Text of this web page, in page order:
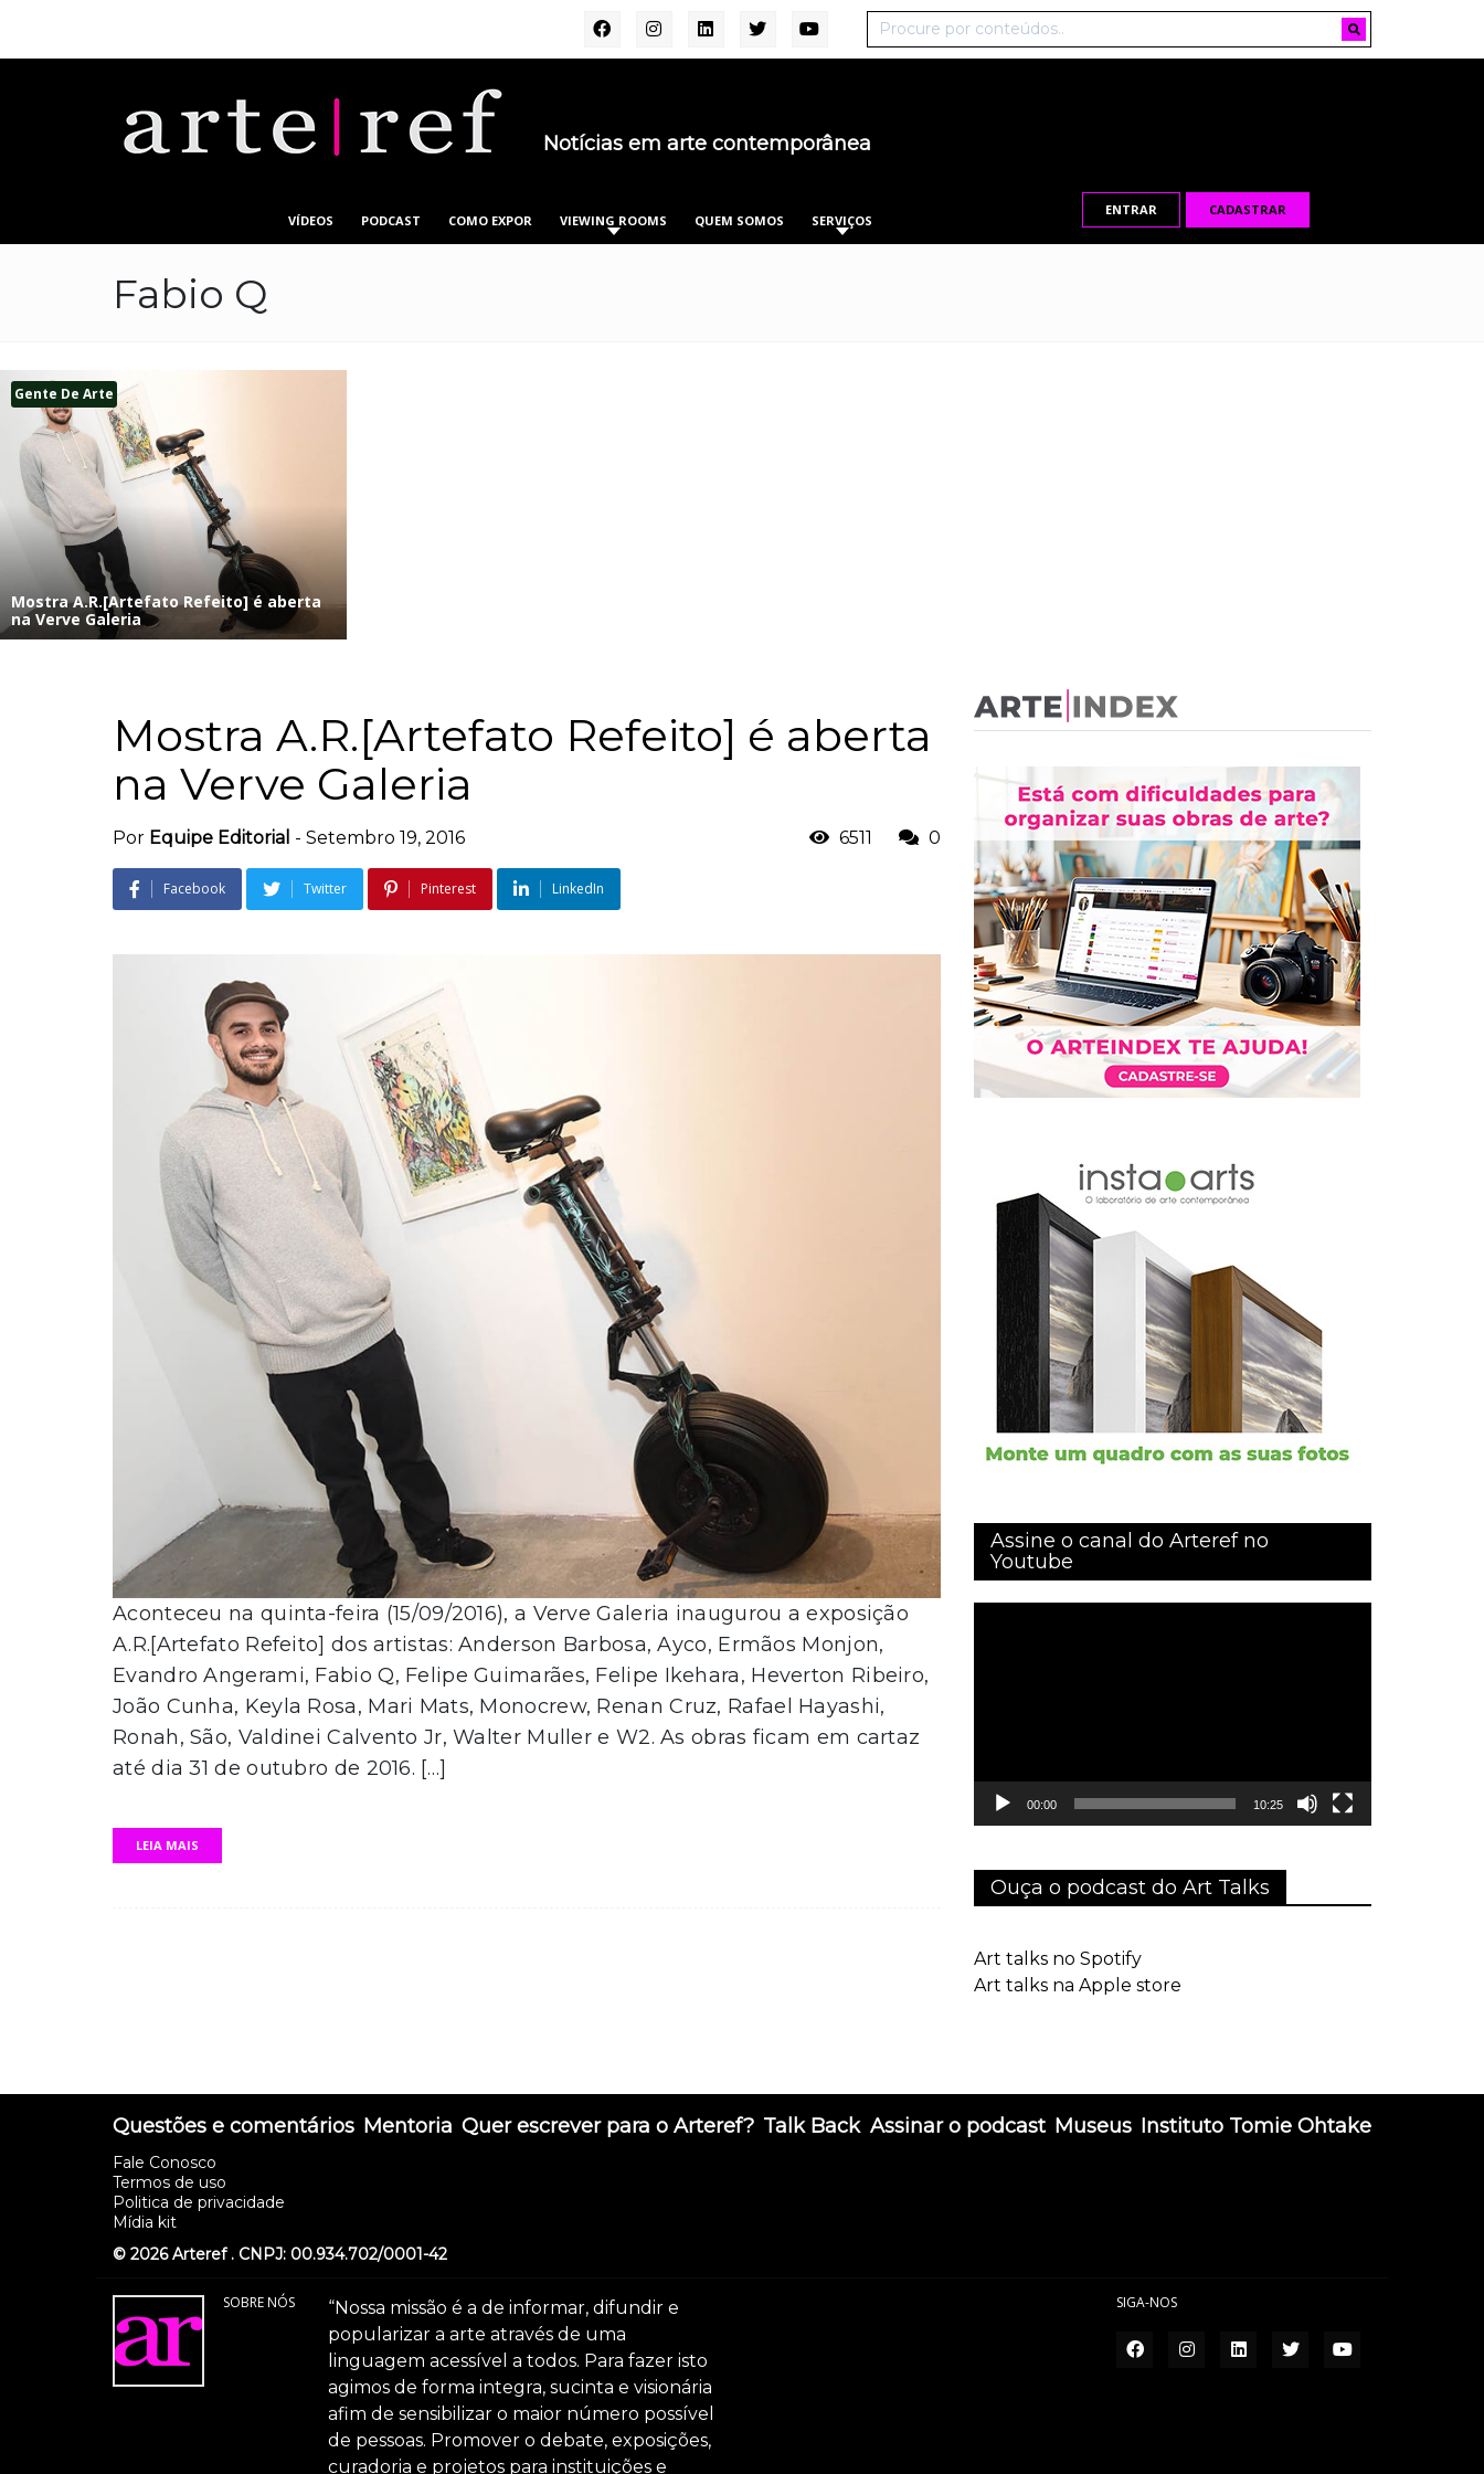
Notícias em arte contemporânea
VÍDEOS PODCAST COMO EXPOR VIEWING ROOMS QUEM SOMOS SERVIÇOS
ENTRAR CADASTRAR
Fabio Q
Gente De Arte
Mostra A.R.[Artefato Refeito] é aberta
na Verve Galeria
Mostra A.R.[Artefato Refeito] é aberta
na Verve Galeria
Por Equipe Editorial - Setembro 19, 2016 6511 0
Facebook Twitter Pinterest LinkedIn
Aconteceu na quinta-feira (15/09/2016), a Verve Galeria inaugurou a exposição
A.R.[Artefato Refeito] dos artistas: Anderson Barbosa, Ayco, Ermãos Monjon,
Evandro Angerami, Fabio Q, Felipe Guimarães, Felipe Ikehara, Heverton Ribeiro,
João Cunha, Keyla Rosa, Mari Mats, Monocrew, Renan Cruz, Rafael Hayashi,
Ronah, São, Valdinei Calvento Jr, Walter Muller e W2. As obras ficam em cartaz
até dia 31 de outubro de 2016. […]
LEIA MAIS
Assine o canal do Arteref no
Youtube
00:00 10:25
Ouça o podcast do Art Talks
Art talks no Spotify
Art talks na Apple store
Questões e comentários
Fale Conosco
Termos de uso
Politica de privacidade
Mídia kit
Mentoria Quer escrever para o Arteref? Talk Back Assinar o podcast Museus Instituto Tomie Ohtake
© 2026 Arteref . CNPJ: 00.934.702/0001-42
SOBRE NÓS
“Nossa missão é a de informar, difundir e
popularizar a arte através de uma
linguagem acessível a todos. Para fazer isto
agimos de forma integra, sucinta e visionária
afim de sensibilizar o maior número possível
de pessoas. Promover o debate, exposições,
curadoria e projetos para instituições e
SIGA-NOS